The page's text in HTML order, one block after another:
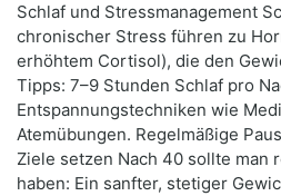
Schlaf und Stressmanagement
chronischer Stress führen zu
erhöhtem Cortisol), die den
Tipps: 7–9 Stunden Schlaf pro
Entspannungstechniken wie
Atemübungen. Regelmäßige
Ziele setzen Nach 40 sollte man
haben: Ein sanfter, stetiger